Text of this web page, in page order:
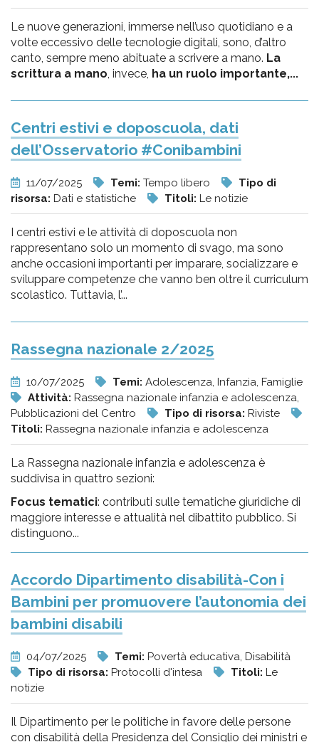
Le nuove generazioni, immerse nell’uso quotidiano e a
volte eccessivo delle tecnologie digitali, sono, d’altro
canto, sempre meno abituate a scrivere a mano. La
scrittura a mano, invece, ha un ruolo importante,...
Centri estivi e doposcuola, dati
dell’Osservatorio #Conibambini
11/07/2025 Temi: Tempo libero
Tipo di
risorsa: Dati e statistiche Titoli: Le notizie
I centri estivi e le attività di doposcuola non
rappresentano solo un momento di svago, ma sono
anche occasioni importanti per imparare, socializzare e
sviluppare competenze che vanno ben oltre il curriculum
scolastico. Tuttavia, l’...
Rassegna nazionale 2/2025
10/07/2025 Temi: Adolescenza, Infanzia, Famiglie
Attività: Rassegna nazionale infanzia e adolescenza,
Pubblicazioni del Centro
Tipo di risorsa: Riviste
Titoli: Rassegna nazionale infanzia e adolescenza
La Rassegna nazionale infanzia e adolescenza è
suddivisa in quattro sezioni:
Focus tematici: contributi sulle tematiche giuridiche di
maggiore interesse e attualità nel dibattito pubblico. Si
distinguono...
Accordo Dipartimento disabilità-Con i
Bambini per promuovere l’autonomia dei
bambini disabili
04/07/2025 Temi: Povertà educativa, Disabilità
Tipo di risorsa: Protocolli d'intesa Titoli: Le
notizie
Il Dipartimento per le politiche in favore delle persone
con disabilità della Presidenza del Consiglio dei ministri e